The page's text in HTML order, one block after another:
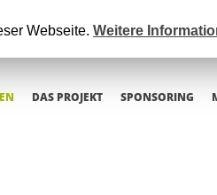
DAS PROJEKT SPONSORING
Webseite. Weitere